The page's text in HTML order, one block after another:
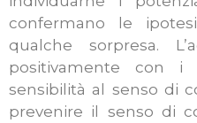
confermano le
qualche sorpresa.
positivamente con i
sensibilità al senso di
prevenire il senso di